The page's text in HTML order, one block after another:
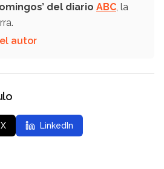
del diario ABC , la
autor
X LinkedIn